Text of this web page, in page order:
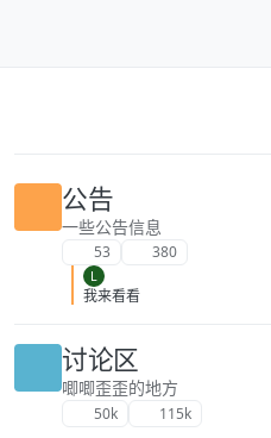
公告
一些公告信息
53 380
L
我来看看
讨论区
唧唧歪歪的地方
50k 115k